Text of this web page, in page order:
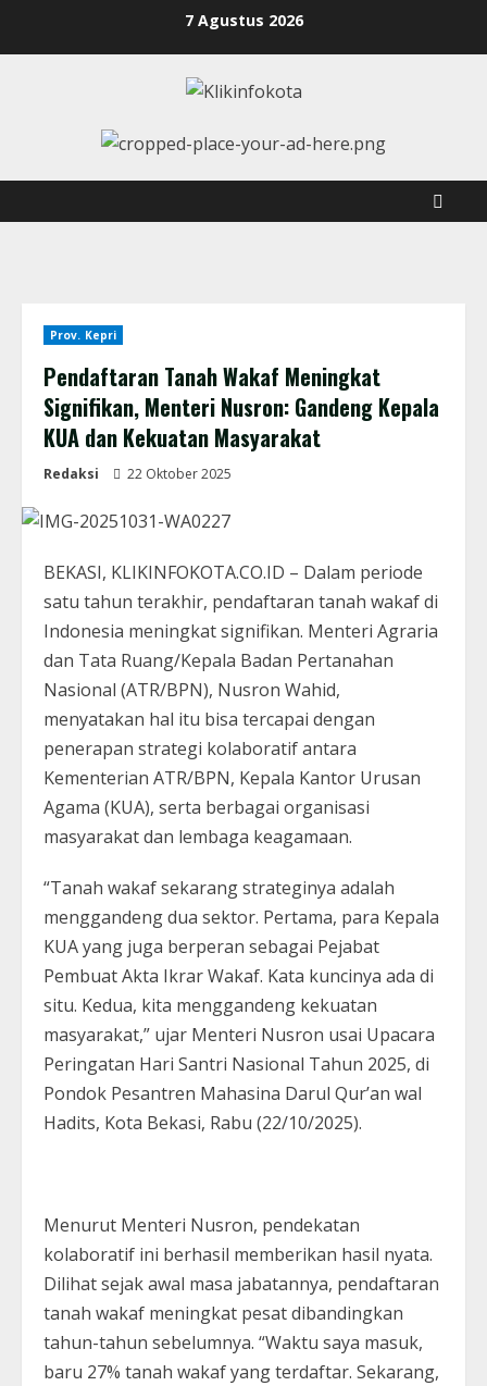
7 Agustus 2026
Prov. Kepri
Pendaftaran Tanah Wakaf Meningkat
Signifikan, Menteri Nusron: Gandeng Kepala
KUA dan Kekuatan Masyarakat
Redaksi 22 Oktober 2025
BEKASI, KLIKINFOKOTA.CO.ID – Dalam periode
satu tahun terakhir, pendaftaran tanah wakaf di
Indonesia meningkat signifikan. Menteri Agraria
dan Tata Ruang/Kepala Badan Pertanahan
Nasional (ATR/BPN), Nusron Wahid,
menyatakan hal itu bisa tercapai dengan
penerapan strategi kolaboratif antara
Kementerian ATR/BPN, Kepala Kantor Urusan
Agama (KUA), serta berbagai organisasi
masyarakat dan lembaga keagamaan.
“Tanah wakaf sekarang strateginya adalah
menggandeng dua sektor. Pertama, para Kepala
KUA yang juga berperan sebagai Pejabat
Pembuat Akta Ikrar Wakaf. Kata kuncinya ada di
situ. Kedua, kita menggandeng kekuatan
masyarakat,” ujar Menteri Nusron usai Upacara
Peringatan Hari Santri Nasional Tahun 2025, di
Pondok Pesantren Mahasina Darul Qur’an wal
Hadits, Kota Bekasi, Rabu (22/10/2025).
Menurut Menteri Nusron, pendekatan
kolaboratif ini berhasil memberikan hasil nyata.
Dilihat sejak awal masa jabatannya, pendaftaran
tanah wakaf meningkat pesat dibandingkan
tahun-tahun sebelumnya. “Waktu saya masuk,
baru 27% tanah wakaf yang terdaftar. Sekarang,